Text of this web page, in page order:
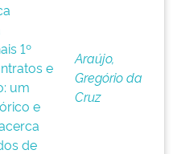
1º
e
um
e
de
Araújo,
Gregório da
Cruz